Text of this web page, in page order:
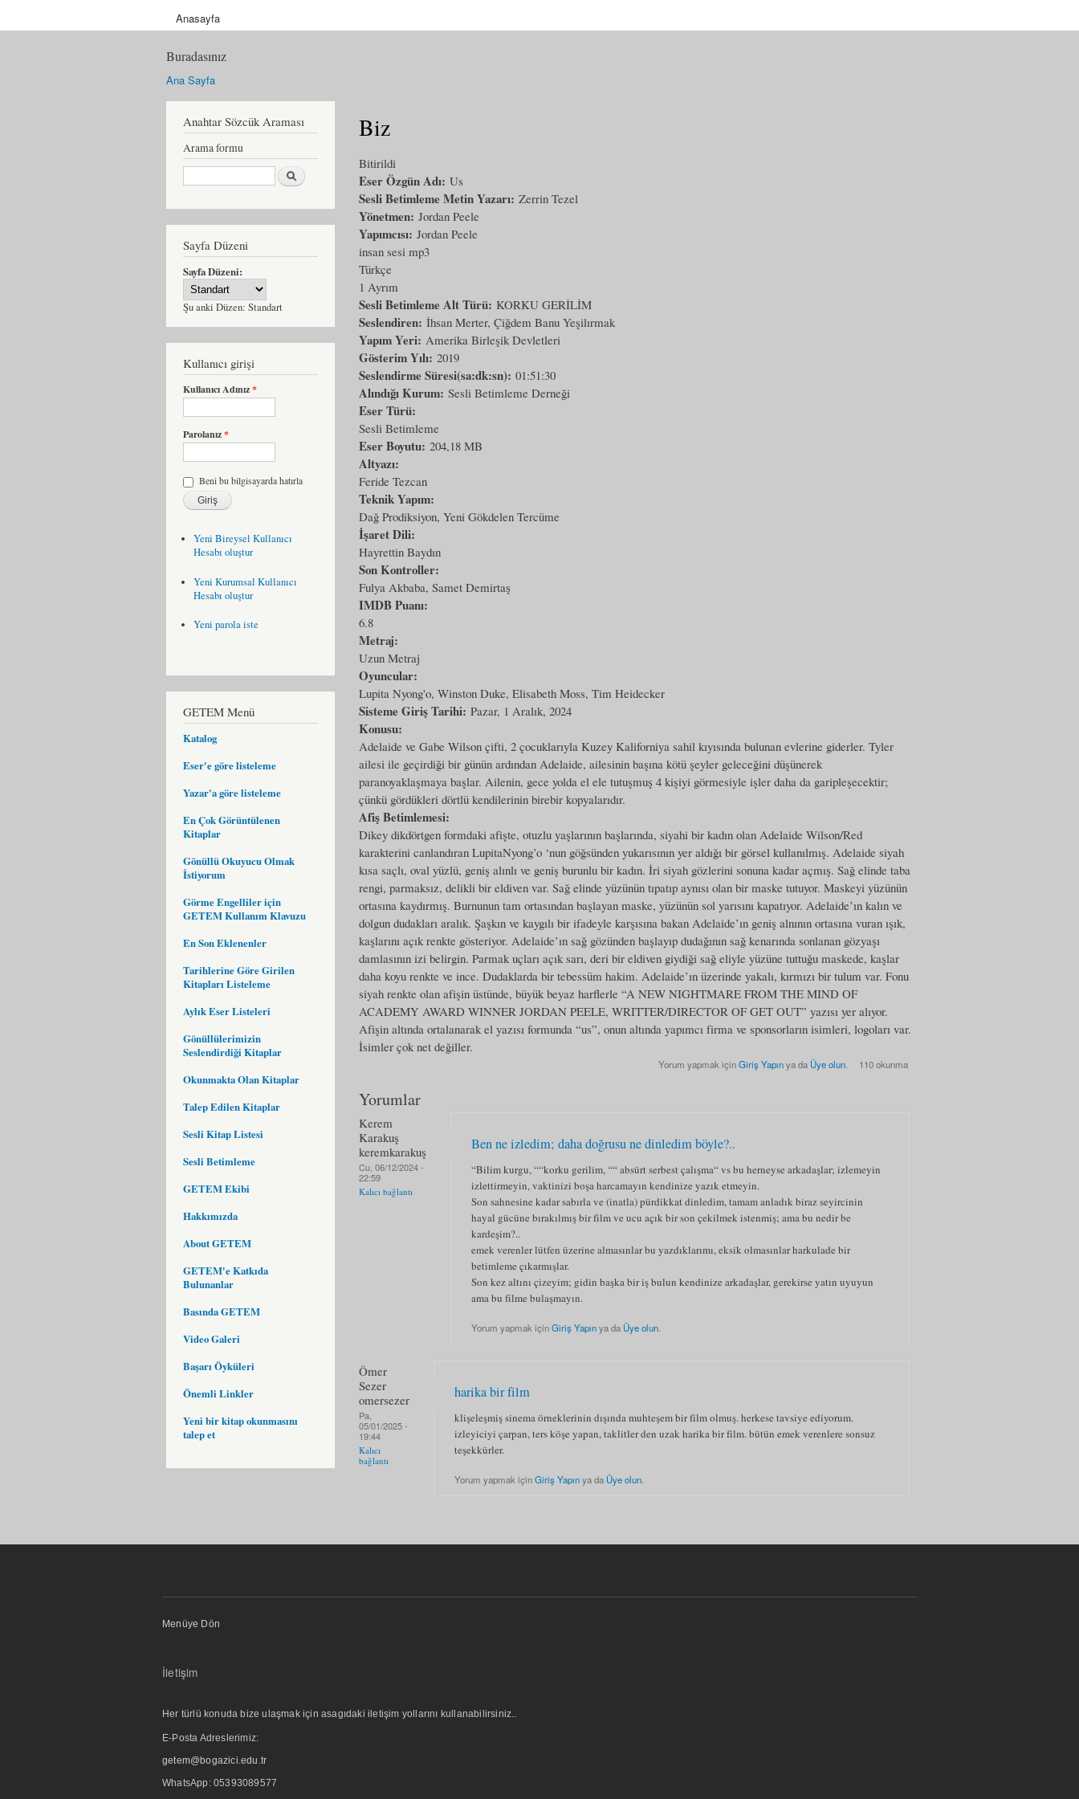
Anasayfa
Buradasınız
Ana Sayfa
Anahtar Sözcük Araması
Arama formu
Ara
Sayfa Düzeni
Sayfa Düzeni:
Şu anki Düzen: Standart
Kullanıcı girişi
Kullanıcı Adınız*
Parolanız*
Beni bu bilgisayarda hatırla
Yeni Bireysel Kullanıcı
Hesabı oluştur
Yeni Kurumsal Kullanıcı
Hesabı oluştur
Yeni parola iste
GETEM Menü
Katalog
Eser'e göre listeleme
Yazar'a göre listeleme
En Çok Görüntülenen
Kitaplar
Gönüllü Okuyucu Olmak
İstiyorum
Görme Engelliler için
GETEM Kullanım Klavuzu
En Son Eklenenler
Tarihlerine Göre Girilen
Kitapları Listeleme
Aylık Eser Listeleri
Gönüllülerimizin
Seslendirdiği Kitaplar
Okunmakta Olan Kitaplar
Talep Edilen Kitaplar
Sesli Kitap Listesi
Sesli Betimleme
GETEM Ekibi
Hakkımızda
About GETEM
GETEM'e Katkıda
Bulunanlar
Basında GETEM
Video Galeri
Başarı Öyküleri
Önemli Linkler
Yeni bir kitap okunmasını
talep et
Biz
Bitirildi
Eser Özgün Adı: Us
Sesli Betimleme Metin Yazarı: Zerrin Tezel
Yönetmen: Jordan Peele
Yapımcısı: Jordan Peele
insan sesi mp3
Türkçe
1 Ayrım
Sesli Betimleme Alt Türü: KORKU GERİLİM
Seslendiren: İhsan Merter, Çiğdem Banu Yeşilırmak
Yapım Yeri: Amerika Birleşik Devletleri
Gösterim Yılı: 2019
Seslendirme Süresi(sa:dk:sn): 01:51:30
Alındığı Kurum: Sesli Betimleme Derneği
Eser Türü:
Sesli Betimleme
Eser Boyutu: 204,18 MB
Altyazı:
Feride Tezcan
Teknik Yapım:
Dağ Prodiksiyon, Yeni Gökdelen Tercüme
İşaret Dili:
Hayrettin Baydın
Son Kontroller:
Fulya Akbaba, Samet Demirtaş
IMDB Puanı:
6.8
Metraj:
Uzun Metraj
Oyuncular:
Lupita Nyong'o, Winston Duke, Elisabeth Moss, Tim Heidecker
Sisteme Giriş Tarihi: Pazar, 1 Aralık, 2024
Konusu:
Adelaide ve Gabe Wilson çifti, 2 çocuklarıyla Kuzey Kaliforniya sahil kıyısında bulunan evlerine giderler. Tyler
ailesi ile geçirdiği bir günün ardından Adelaide, ailesinin başına kötü şeyler geleceğini düşünerek
paranoyaklaşmaya başlar. Ailenin, gece yolda el ele tutuşmuş 4 kişiyi görmesiyle işler daha da garipleşecektir;
çünkü gördükleri dörtlü kendilerinin birebir kopyalarıdır.
Afiş Betimlemesi:
Dikey dikdörtgen formdaki afişte, otuzlu yaşlarının başlarında, siyahi bir kadın olan Adelaide Wilson/Red
karakterini canlandıran LupitaNyong’o ‘nun göğsünden yukarısının yer aldığı bir görsel kullanılmış. Adelaide siyah
kısa saçlı, oval yüzlü, geniş alınlı ve geniş burunlu bir kadın. İri siyah gözlerini sonuna kadar açmış. Sağ elinde taba
rengi, parmaksız, delikli bir eldiven var. Sağ elinde yüzünün tıpatıp aynısı olan bir maske tutuyor. Maskeyi yüzünün
ortasına kaydırmış. Burnunun tam ortasından başlayan maske, yüzünün sol yarısını kapatıyor. Adelaide’ın kalın ve
dolgun dudakları aralık. Şaşkın ve kaygılı bir ifadeyle karşısına bakan Adelaide’ın geniş alnının ortasına vuran ışık,
kaşlarını açık renkte gösteriyor. Adelaide’ın sağ gözünden başlayıp dudağının sağ kenarında sonlanan gözyaşı
damlasının izi belirgin. Parmak uçları açık sarı, deri bir eldiven giydiği sağ eliyle yüzüne tuttuğu maskede, kaşlar
daha koyu renkte ve ince. Dudaklarda bir tebessüm hakim. Adelaide’ın üzerinde yakalı, kırmızı bir tulum var. Fonu
siyah renkte olan afişin üstünde, büyük beyaz harflerle “A NEW NIGHTMARE FROM THE MIND OF
ACADEMY AWARD WINNER JORDAN PEELE, WRITTER/DIRECTOR OF GET OUT” yazısı yer alıyor.
Afişin altında ortalanarak el yazısı formunda “us”, onun altında yapımcı firma ve sponsorların isimleri, logoları var.
İsimler çok net değiller.
Yorum yapmak içinGiriş Yapınya da Üye olun. 110 okunma
Yorumlar
Kerem
Karakuş
keremkarakuş
Cu, 06/12/2024 -
22:59
Kalıcı bağlantı
Ben ne izledim; daha doğrusu ne dinledim böyle?..
“Bilim kurgu, ““korku gerilim, ““ absürt serbest çalışma“ vs bu herneyse arkadaşlar; izlemeyin
izlettirmeyin, vaktinizi boşa harcamayın kendinize yazık etmeyin.
Son sahnesine kadar sabırla ve (inatla) pürdikkat dinledim, tamam anladık biraz seyircinin
hayal gücüne bırakılmış bir film ve ucu açık bir son çekilmek istenmiş; ama bu nedir be
kardeşim?..
emek verenler lütfen üzerine almasınlar bu yazdıklarımı, eksik olmasınlar harkulade bir
betimleme çıkarmışlar.
Son kez altını çizeyim; gidin başka bir iş bulun kendinize arkadaşlar, gerekirse yatın uyuyun
ama bu filme bulaşmayın.
Yorum yapmak içinGiriş Yapınya da Üye olun
Ömer
Sezer
omersezer
Pa,
05/01/2025 -
19:44
Kalıcı
bağlantı
harika bir film
klişeleşmiş sinema örneklerinin dışında muhteşem bir film olmuş. herkese tavsiye ediyorum.
izleyiciyi çarpan, ters köşe yapan, taklitler den uzak harika bir film. bütün emek verenlere sonsuz
teşekkürler.
Yorum yapmak içinGiriş Yapınya da Üye olun
Menüye Dön
İletişim
Her türlü konuda bize ulaşmak için asagıdaki iletişim yollarını kullanabilirsiniz..
E-Posta Adreslerimiz:
getem@bogazici.edu.tr
WhatsApp: 05393089577